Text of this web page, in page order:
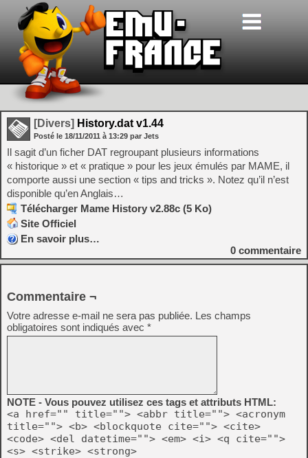
[Divers] History.dat v1.44
Posté le 18/11/2011 à 13:29 par Jets
Il sagit d’un ficher DAT regroupant plusieurs informations
« historique » et « pratique » pour les jeux émulés par MAME, il
comporte aussi une section « tips and tricks ». Notez qu’il n’est
disponible qu’en Anglais…
Télécharger Mame History v2.88c (5 Ko)
Site Officiel
En savoir plus…
0 commentaire
Commentaire ¬
Votre adresse e-mail ne sera pas publiée. Les champs
obligatoires sont indiqués avec *
NOTE - Vous pouvez utilisez ces tags et attributs HTML:
<a href="" title=""> <abbr title=""> <acronym
title=""> <b> <blockquote cite=""> <cite>
<code> <del datetime=""> <em> <i> <q cite="">
<s> <strike> <strong>